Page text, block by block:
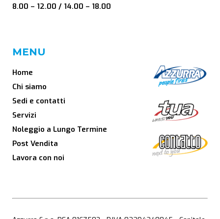
8.00 – 12.00 / 14.00 – 18.00
MENU
Home
Chi siamo
Sedi e contatti
Servizi
Noleggio a Lungo Termine
Post Vendita
Lavora con noi